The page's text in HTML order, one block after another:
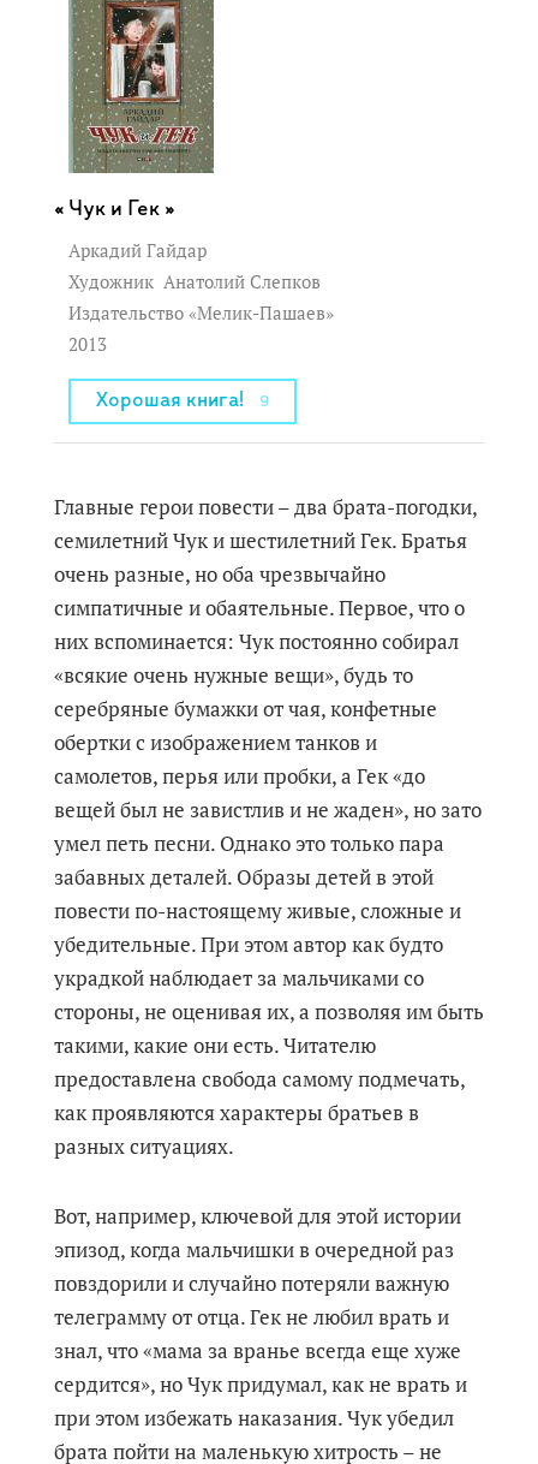
Чук и Гек »
Аркадий Гайдар
Художник Анатолий Слепков
Издательство «Мелик-Пашаев»
2013
Хорошая книга! 9
Главные герои повести – два брата-погодки,
семилетний Чук и шестилетний Гек. Братья
очень разные, но оба чрезвычайно
симпатичные и обаятельные. Первое, что о
них вспоминается: Чук постоянно собирал
«всякие очень нужные вещи», будь то
серебряные бумажки от чая, конфетные
обертки с изображением танков и
самолетов, перья или пробки, а Гек «до
вещей был не завистлив и не жаден», но зато
умел петь песни. Однако это только пара
забавных деталей. Образы детей в этой
повести по-настоящему живые, сложные и
убедительные. При этом автор как будто
украдкой наблюдает за мальчиками со
стороны, не оценивая их, а позволяя им быть
такими, какие они есть. Читателю
предоставлена свобода самому подмечать,
как проявляются характеры братьев в
разных ситуациях.
Вот, например, ключевой для этой истории
эпизод, когда мальчишки в очередной раз
повздорили и случайно потеряли важную
телеграмму от отца. Гек не любил врать и
знал, что «мама за вранье всегда еще хуже
сердится», но Чук придумал, как не врать и
при этом избежать наказания. Чук убедил
брата пойти на маленькую хитрость – не